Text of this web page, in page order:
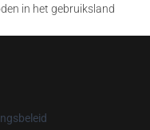
in het gebruiksland